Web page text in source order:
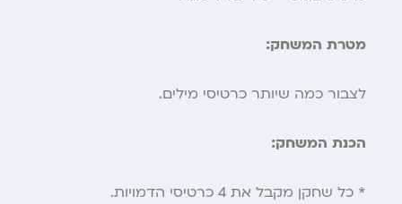
מטרת המשחק:
לצבור כמה שיותר כרטיסי מילים.
הכנת המשחק:
* כל שחקן מקבל את 4 כרטיסי הדמויות.